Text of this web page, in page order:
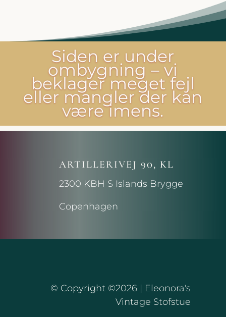
Siden er under
ombygning – vi
beklager meget fejl
eller mangler der kan
være imens.
ARTILLERIVEJ 90, KL
2300 KBH S Islands Brygge
Copenhagen
© Copyright ©2026 | Eleonora's
Vintage Stofstue